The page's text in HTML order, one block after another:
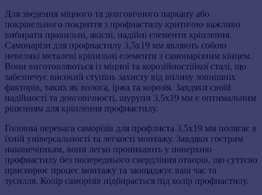
Для зведення міцного та довговічного паркану або
покрівельного покриття з профнастилу критично важливо
вибирати правильні, якісні, надійні елементи кріплення.
Самонарізи для профнастилу 3,5х19 мм являють собою
невеликі металеві кріпильні елементи з самонарізним кінцем.
Вони виготовляються із міцної та корозійностійкої сталі, що
забезпечує високий ступінь захисту від впливу зовнішніх
факторів, таких як волога, іржа та корозія. Завдяки своїй
надійності та довговічності, шурупи 3,5х19 мм є оптимальним
рішенням для кріплення профнастилу.
Головна перевага саморізів для профлиста 3,5х19 мм полягає в
їхній універсальності та легкості монтажу. Завдяки гострим
наконечникам, вони легко проникають у поверхню
профнастилу без попереднього свердління отворів, що суттєво
прискорює процес монтажу та заощаджує ваш час та
зусилля. Колір саморізів підбирається під колір профнастилу.